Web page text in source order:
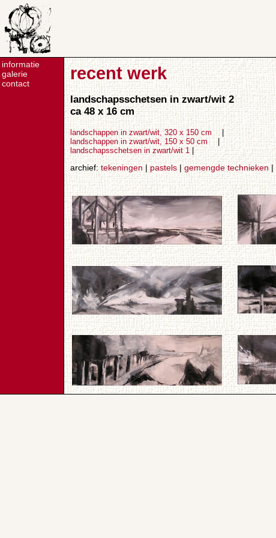
informatie
galerie
contact
recent werk
landschapsschetsen in zwart/wit 2
ca 48 x 16 cm
landschappen in zwart/wit, 320 x 150 cm |
landschappen in zwart/wit, 150 x 50 cm|
landschapsschetsen in zwart/wit 1|
archief:tekeningen| pastels |gemengde technieken |